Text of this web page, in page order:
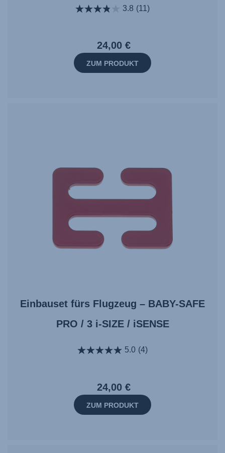
3.8 (11)
24,00 €
ZUM PRODUKT
Einbauset fürs Flugzeug – BABY-SAFE
PRO / 3 i-SIZE / iSENSE
5.0 (4)
24,00 €
ZUM PRODUKT